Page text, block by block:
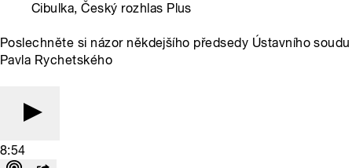
Cibulka, Český rozhlas Plus
Poslechněte si názor někdejšího předsedy Ústavního soudu
Pavla Rychetského
8:54